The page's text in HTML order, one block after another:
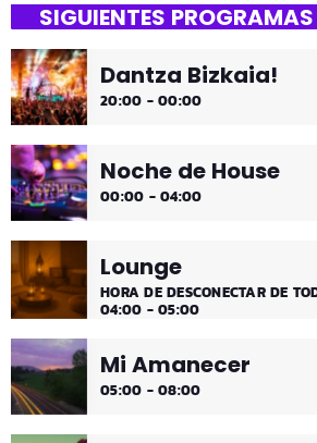
¡Toda la música!
¡Toda la música!
SIGUIENTES PROGRAMAS
Dantza Bizkaia!
20:00 - 00:00
Noche de House
00:00 - 04:00
Lounge
HORA DE DESCONECTAR DE
04:00 - 05:00
Mi Amanecer
05:00 - 08:00